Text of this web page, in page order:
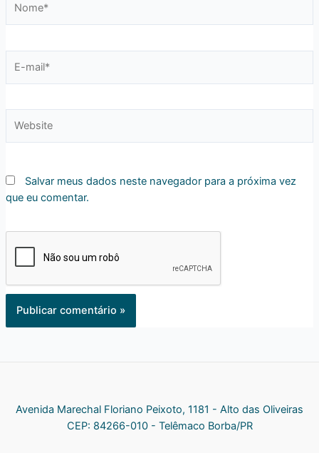
mail*
Salvar meus dados neste navegador para a próxima vez
que eu comentar.
Avenida Marechal Floriano Peixoto, 1181 - Alto das Oliveiras
CEP: 84266-010 - Telêmaco Borba/PR